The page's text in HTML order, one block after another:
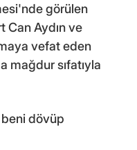
görülen
Can Aydın ve
vefat eden
mağdur sıfatıyla
beni dövüp